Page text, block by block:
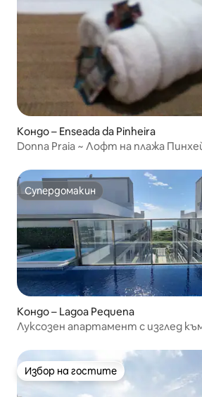
Кондо – Enseada da Pinheira
Donna Praia ~ Лофт на плажа
Супердомакин
Супердомакин
Кондо – Lagoa Pequena
Луксозен апартамент с изглед
Избор на гостите
Избор на гостите